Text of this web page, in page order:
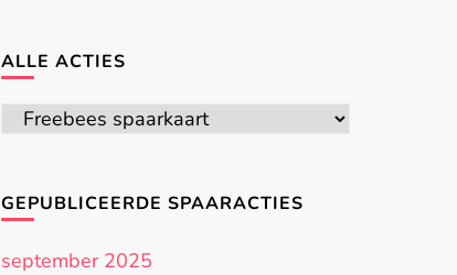
ALLE ACTIES
Alle
GEPUBLICEERDE SPAARACTIES
september 2025